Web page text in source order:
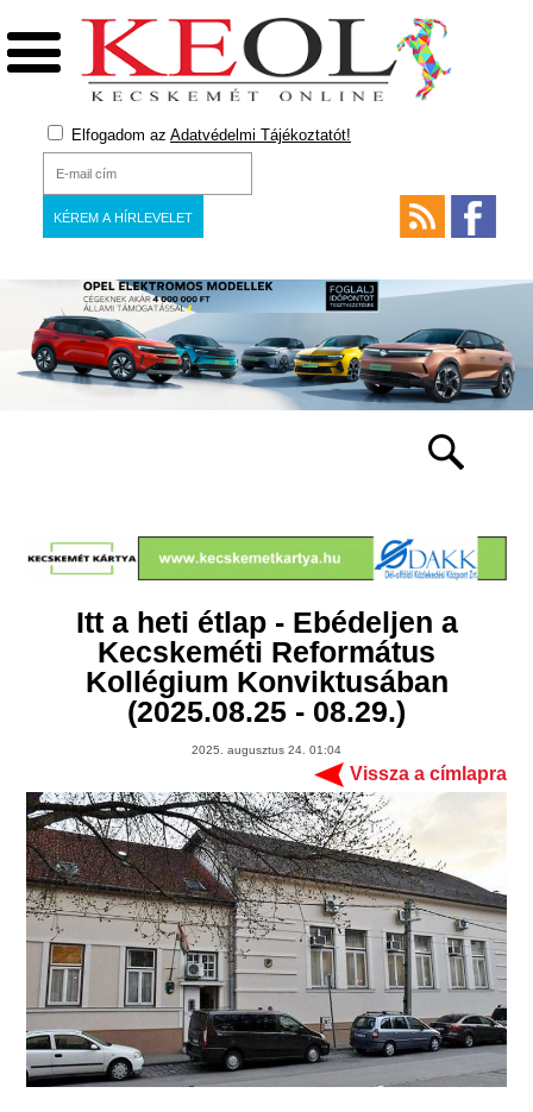
Elfogadom az Adatvédelmi Tájékoztatót!
Itt a heti étlap - Ebédeljen a
Kecskeméti Református
Kollégium Konviktusában
(2025.08.25 - 08.29.)
2025. augusztus 24. 01:04
Vissza a címlapra